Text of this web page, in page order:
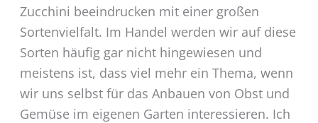
Zucchini beeindrucken mit einer großen
Sortenvielfalt. Im Handel werden wir auf diese
Sorten häufig gar nicht hingewiesen und
meistens ist, dass viel mehr ein Thema, wenn
wir uns selbst für das Anbauen von Obst und
Gemüse im eigenen Garten interessieren. Ich